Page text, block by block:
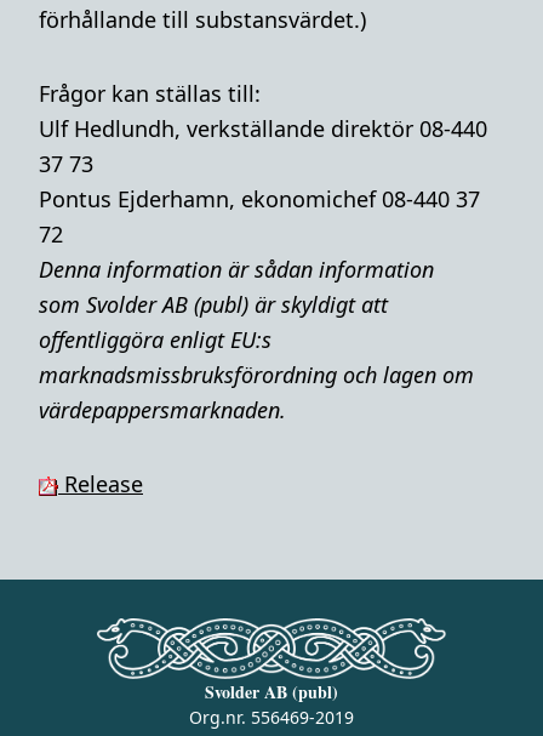
förhållande till substansvärdet.)
Frågor kan ställas till:
Ulf Hedlundh, verkställande direktör 08-440
37 73
Pontus Ejderhamn, ekonomichef 08-440 37
72
Denna information är sådan information
som Svolder AB (publ) är skyldigt att
offentliggöra enligt EU:s
marknadsmissbruksförordning och lagen om
värdepappersmarknaden.
Release
Svolder AB (publ)
Org.nr. 556469-2019